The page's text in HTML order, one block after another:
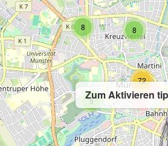
Zum Aktivieren
8 8
5
72